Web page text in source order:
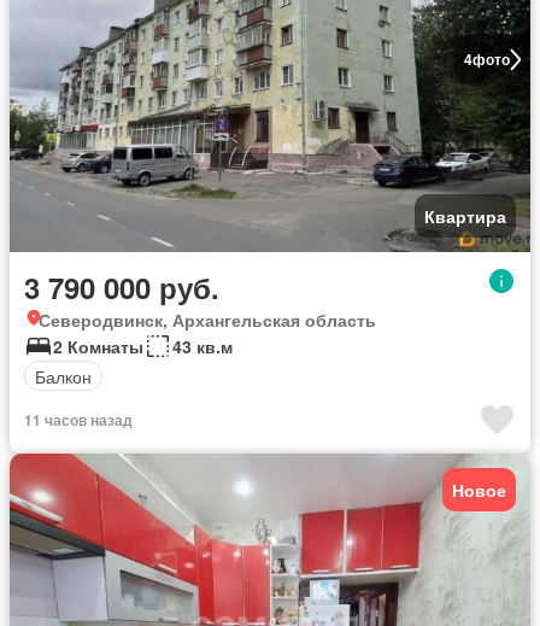
4фото
Квартира
3 790 000 руб.
Северодвинск, Архангельская область
2 Комнаты
43 кв.м
Балкон
11 часов назад
Новое